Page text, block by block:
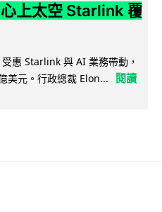
上太空 Starlink 覆
惠 Starlink 與 AI 業務帶動，
美元。行政總裁 Elon...
閱讀